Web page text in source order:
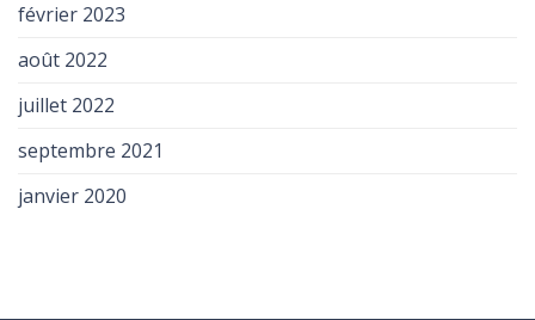
février 2023
août 2022
juillet 2022
septembre 2021
janvier 2020